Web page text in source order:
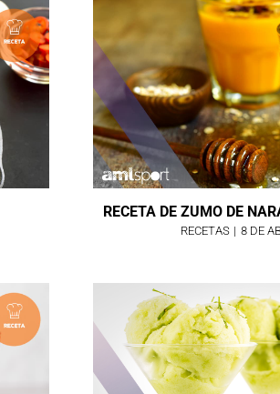
RECETA DE ZUMO DE
RECETAS | 8 DE